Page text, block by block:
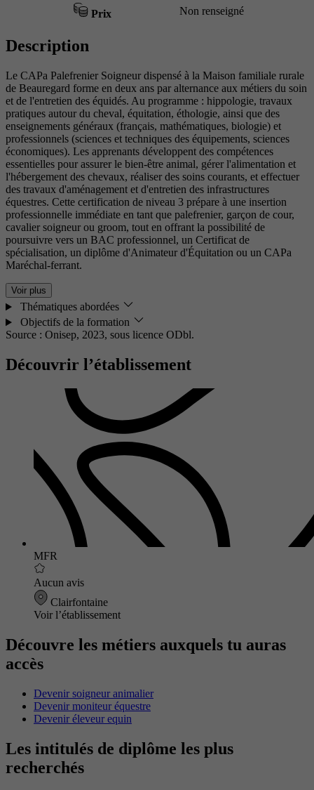
Prix Non renseigné
Description
Le CAPa Palefrenier Soigneur dispensé à la Maison familiale rurale
de Beauregard forme en deux ans par alternance aux métiers du soin
et de l'entretien des équidés. Au programme : hippologie, travaux
pratiques autour du cheval, équitation, éthologie, ainsi que des
enseignements généraux (français, mathématiques, biologie) et
professionnels (sciences et techniques des équipements, sciences
économiques). Les apprenants développent des compétences
essentielles pour assurer le bien-être animal, gérer l'alimentation et
l'hébergement des chevaux, réaliser des soins courants, et effectuer
des travaux d'aménagement et d'entretien des infrastructures
équestres. Cette certification de niveau 3 prépare à une insertion
professionnelle immédiate en tant que palefrenier, garçon de cour,
cavalier soigneur ou groom, tout en offrant la possibilité de
poursuivre vers un BAC professionnel, un Certificat de
spécialisation, un diplôme d'Animateur d'Équitation ou un CAPa
Maréchal-ferrant.
Voir plus
Thématiques abordées
Objectifs de la formation
Source : Onisep, 2023, sous licence ODbl.
Découvrir l’établissement
MFR
Aucun avis
Clairfontaine
Voir l’établissement
Découvre les métiers auxquels tu auras
accès
Devenir soigneur animalier
Devenir moniteur équestre
Devenir éleveur equin
Les intitulés de diplôme les plus
recherchés